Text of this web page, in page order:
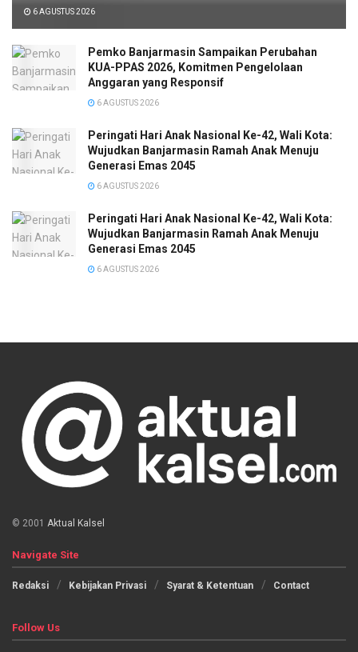
6 AGUSTUS 2026
Pemko Banjarmasin Sampaikan Perubahan
KUA-PPAS 2026, Komitmen Pengelolaan
Anggaran yang Responsif
6 AGUSTUS 2026
Peringati Hari Anak Nasional Ke-42, Wali Kota:
Wujudkan Banjarmasin Ramah Anak Menuju
Generasi Emas 2045
6 AGUSTUS 2026
Peringati Hari Anak Nasional Ke-42, Wali Kota:
Wujudkan Banjarmasin Ramah Anak Menuju
Generasi Emas 2045
6 AGUSTUS 2026
© 2001 Aktual Kalsel
Navigate Site
Redaksi Kebijakan Privasi Syarat & Ketentuan Contact
Follow Us